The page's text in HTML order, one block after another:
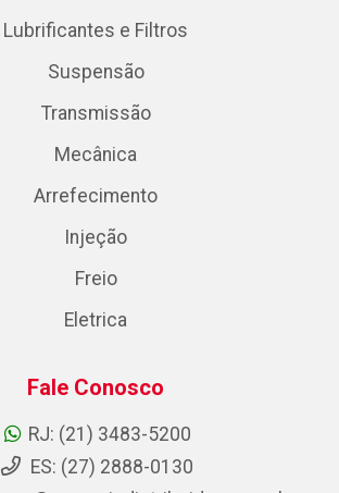
Lubrificantes e Filtros
Suspensão
Transmissão
Mecânica
Arrefecimento
Injeção
Freio
Eletrica
Fale Conosco
RJ: (21) 3483-5200
ES: (27) 2888-0130